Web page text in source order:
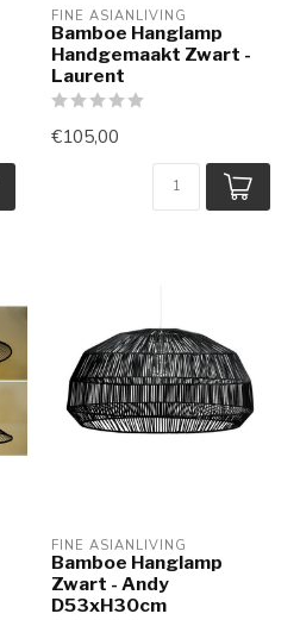
FINE ASIANLIVING
Bamboe Hanglamp
Handgemaakt Zwart -
Laurent
€105,00
FINE ASIANLIVING
Bamboe Hanglamp
Zwart - Andy
D53xH30cm